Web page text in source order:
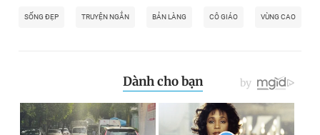
SỐNG ĐẸP TRUYỆN NGẮN BẢN LÀNG CÔ GIÁO VÙNG CAO